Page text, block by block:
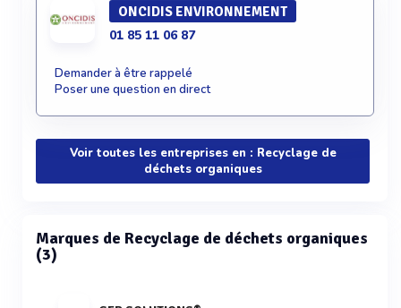
ONCIDIS ENVIRONNEMENT
01 85 11 06 87
Demander à être rappelé
Poser une question en direct
Voir toutes les entreprises en : Recyclage de
déchets organiques
Marques de Recyclage de déchets organiques
(3)